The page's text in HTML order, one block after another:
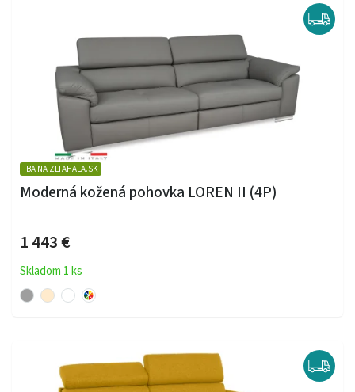
IBA NA ZLTAHALA.SK
Moderná kožená pohovka LOREN II (4P)
1 443 €
Skladom 1 ks